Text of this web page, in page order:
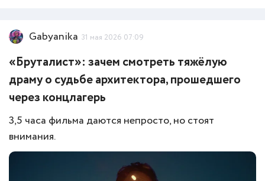
Gabyanika 31 мая 2026 07:09
«Бруталист»: зачем смотреть тяжёлую
драму о судьбе архитектора, прошедшего
через концлагерь
3,5 часа фильма даются непросто, но стоят
внимания.